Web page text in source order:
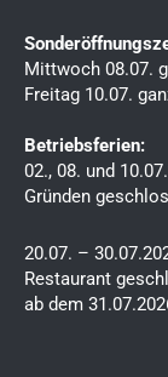
Mittwoch 08.07.
Freitag 10.07.
Betriebsferien:
02., 08. und
Gründen
20.07. –
Restaurant
ab dem